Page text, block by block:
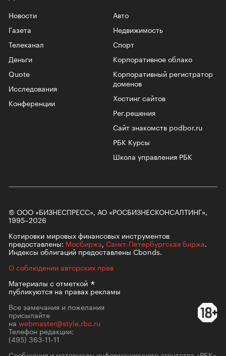
Новости
Газета
Телеканал
Авто
Недвижимость
Спорт
Корпоративное облако
Корпоративный регистратор
доменов
Хостинг сайтов
Рег.решения
Сайт знакомств podbor.ru
РБК Курсы
Школа управления РБК
Деньги
Quote
Исследования
Конференции
© ООО «БИЗНЕСПРЕСС», АО «РОСБИЗНЕСКОНСАЛТИНГ»,
1995–2026
Котировки мировых финансовых инструментов
предоставлены: Мосбиржа, Санкт-Петербургская биржа.
Индексы облигаций предоставлены Cbonds.
О соблюдении авторских прав
Материалы сотметкой
публикуются на правах рекламы
Все замечания и пожелания
присылайте
на webmaster@style.rbc.ru
Телефон редакции:
(495) 363-11-11